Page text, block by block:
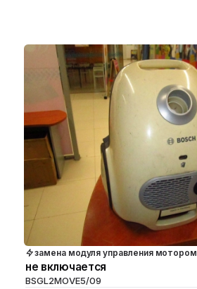
замена модуля управления мотором
не включается
BSGL2MOVE5/09